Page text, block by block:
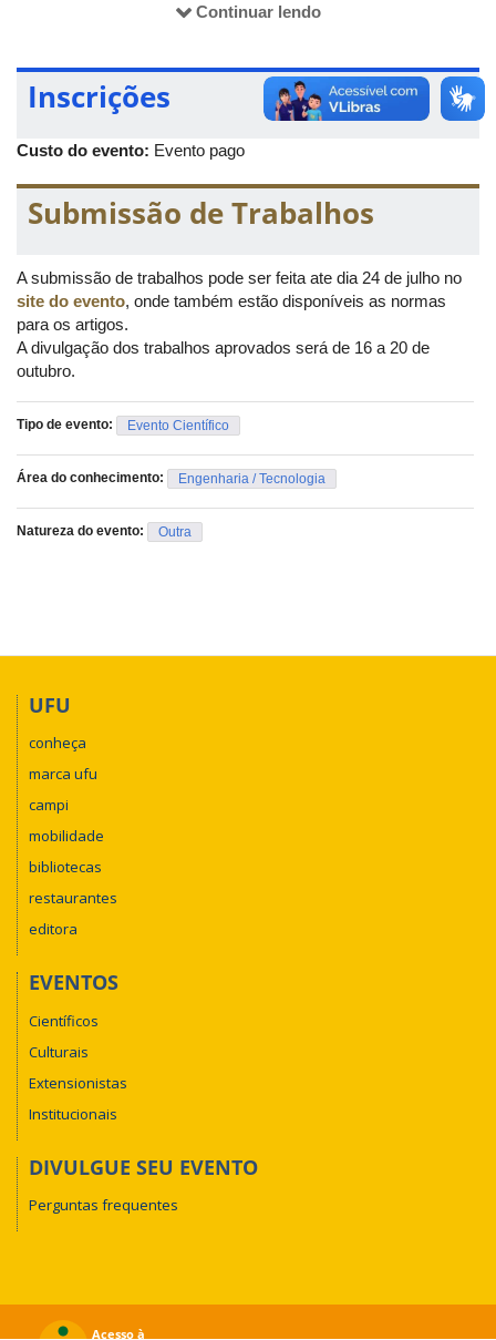
(Feelt/UFU), o evento acontecerá de 27 de novembro a primeiro
Continuar lendo
Inscrições
Custo do evento: Evento pago
Submissão de Trabalhos
A submissão de trabalhos pode ser feita ate dia 24 de julho no
site do evento, onde também estão disponíveis as normas
para os artigos.
A divulgação dos trabalhos aprovados será de 16 a 20 de
outubro.
Tipo de evento: Evento Científico
Área do conhecimento: Engenharia / Tecnologia
Natureza do evento: Outra
UFU
conheça
marca ufu
campi
mobilidade
bibliotecas
restaurantes
editora
EVENTOS
Científicos
Culturais
Extensionistas
Institucionais
DIVULGUE SEU EVENTO
Perguntas frequentes